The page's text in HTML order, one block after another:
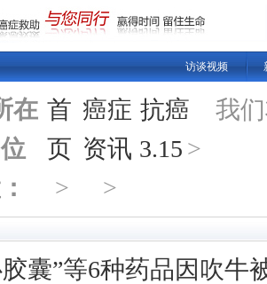
访谈视频
在 首
页
癌症
资讯
抗癌
3.15
我
囊”等6种药品因吹牛